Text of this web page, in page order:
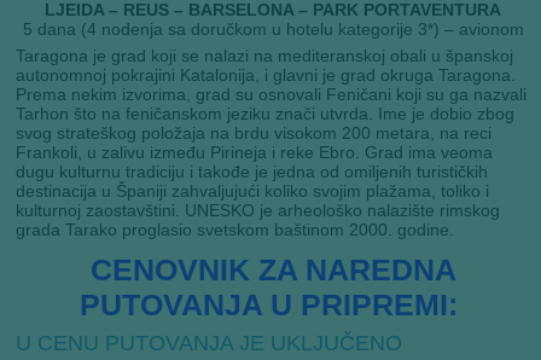
LJEIDA – REUS – BARSELONA – PARK PORTAVENTURA
5 dana (4 nodenja sa doručkom u hotelu kategorije 3*) – avionom
Taragona je grad koji se nalazi na mediteranskoj obali u španskoj
autonomnoj pokrajini Katalonija, i glavni je grad okruga Taragona.
Prema nekim izvorima, grad su osnovali Feničani koji su ga nazvali
Tarhon što na feničanskom jeziku znači utvrda. Ime je dobio zbog
svog strateškog položaja na brdu visokom 200 metara, na reci
Frankoli, u zalivu između Pirineja i reke Ebro. Grad ima veoma
dugu kulturnu tradiciju i takođe je jedna od omiljenih turističkih
destinacija u Španiji zahvaljujući koliko svojim plažama, toliko i
kulturnoj zaostavštini. UNESKO je arheološko nalazište rimskog
grada Tarako proglasio svetskom baštinom 2000. godine.
CENOVNIK ZA NAREDNA
PUTOVANJA U PRIPREMI:
U CENU PUTOVANJA JE UKLJUČENO